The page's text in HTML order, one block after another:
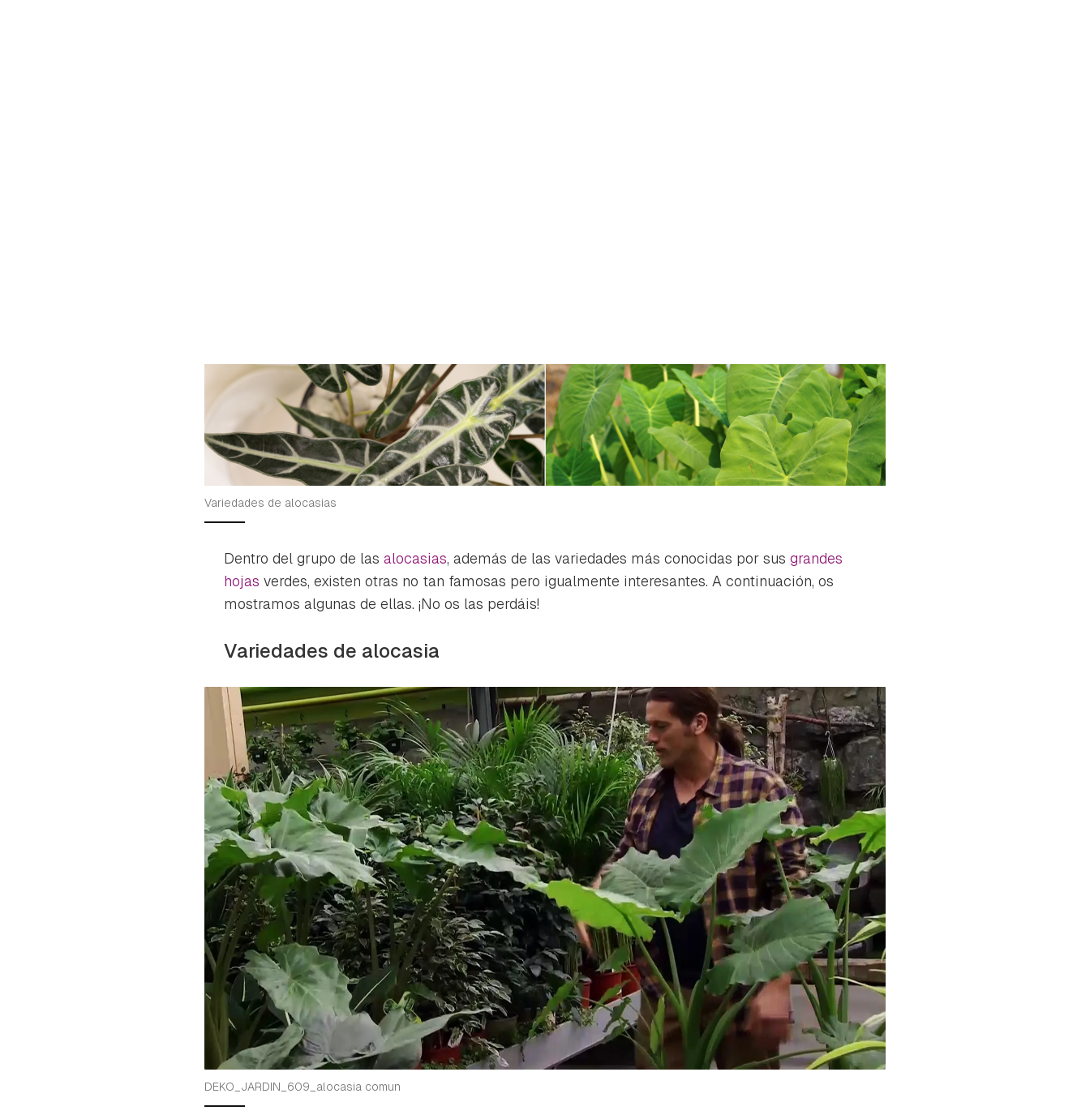
Guardar como favorito
Para poder guardar como favorito, primero has de iniciar sesión con tu
cuenta de Hogarmanía.
Variedades de alocasias
Dentro del grupo de las alocasias, además de las variedades más conocidas por sus grandes
hojas verdes, existen otras no tan famosas pero igualmente interesantes. A continuación, os
mostramos algunas de ellas. ¡No os las perdáis!
Variedades de alocasia
DEKO_JARDIN_609_alocasia comun
Contenido enviado
Gracias por suscribirte a nuestro boletín.